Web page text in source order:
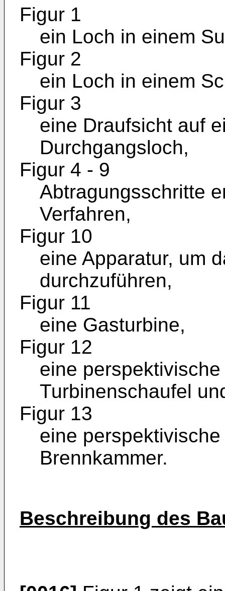
Figur 1
ein Loch in einem
Figur 2
ein Loch in einem
Figur 3
eine Draufsicht auf
Durchgangsloch,
Figur 4 - 9
Abtragungsschritte
Verfahren,
Figur 10
eine Apparatur, um
durchzuführen,
Figur 11
eine Gasturbine,
Figur 12
eine
Turbinenschaufel
Figur 13
eine
Brennkammer.
Beschreibung des